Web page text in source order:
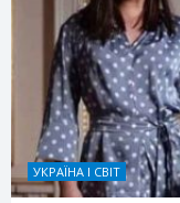
УКРАЇНА І СВІТ